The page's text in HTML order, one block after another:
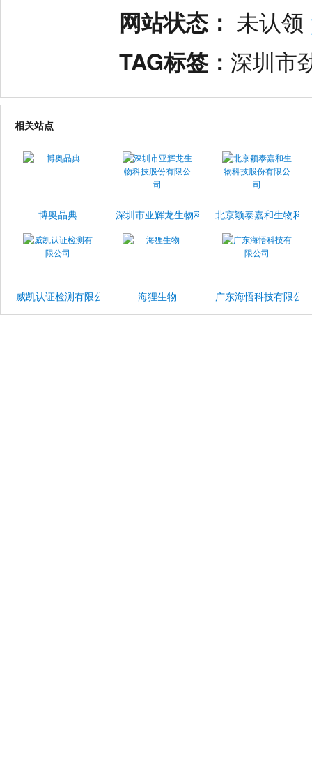
网站状态： 未认领
TAG标签： 深圳市
相关站点
博奥晶典 深圳市亚辉龙生物科技股份有限公司
北京颖泰嘉和生物科
威凯认证检测有限公司 海狸生物 广东海悟科技有限公司